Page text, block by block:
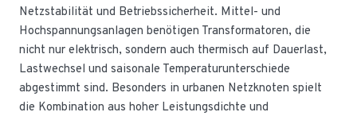
Netzstabilität und Betriebssicherheit. Mittel- und
Hochspannungsanlagen benötigen Transformatoren, die
nicht nur elektrisch, sondern auch thermisch auf Dauerlast,
Lastwechsel und saisonale Temperaturunterschiede
abgestimmt sind. Besonders in urbanen Netzknoten spielt
die Kombination aus hoher Leistungsdichte und